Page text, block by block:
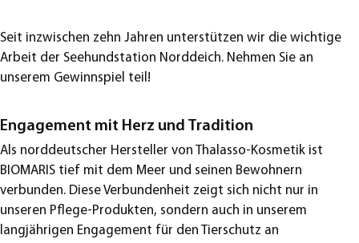
Seit inzwischen zehn Jahren unterstützen wir die wichtige
Arbeit der Seehundstation Norddeich. Nehmen Sie an
unserem Gewinnspiel teil!
Engagement mit Herz und Tradition
Als norddeutscher Hersteller von Thalasso-Kosmetik ist
BIOMARIS tief mit dem Meer und seinen Bewohnern
verbunden. Diese Verbundenheit zeigt sich nicht nur in
unseren Pflege-Produkten, sondern auch in unserem
langjährigen Engagement für den Tierschutz an